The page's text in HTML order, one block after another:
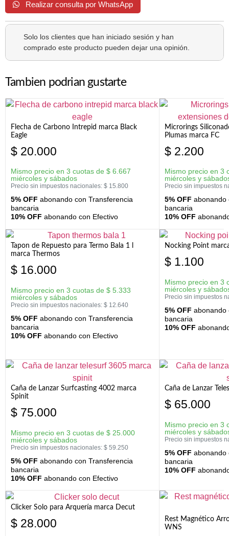
Realizar consulta por WhatsApp
Solo los clientes que han iniciado sesión y han
comprado este producto pueden dejar una opinión.
Tambien podrian gustarte
Flecha de Carbono Intrepid marca Black
Eagle
$ 20.000
Mismo precio en 3 cuotas de $ 6.667
miércoles y sábados
Precio sin impuestos nacionales: $ 15.800
5% OFF abonando con Transferencia
bancaria
10% OFF abonando con Efectivo
Microrings
Plumas marca FC
$ 2.200
Mismo precio en 3
miércoles y
Precio sin impuestos
5% OFF abonando
bancaria
10% OFF
Tapon de Repuesto para Termo Bala 1 l
marca Thermos
$ 16.000
Mismo precio en 3 cuotas de $ 5.333
miércoles y sábados
Precio sin impuestos nacionales: $ 12.640
5% OFF abonando con Transferencia
bancaria
10% OFF abonando con Efectivo
Nocking Point
$ 1.100
Mismo precio en 3
miércoles y
Precio sin impuestos
5% OFF abonando
bancaria
10% OFF
Caña de Lanzar Surfcasting 4002 marca
Spinit
$ 75.000
Mismo precio en 3 cuotas de $ 25.000
miércoles y sábados
Precio sin impuestos nacionales: $ 59.250
5% OFF abonando con Transferencia
bancaria
10% OFF abonando con Efectivo
Caña de Lanzar
$ 65.000
Mismo precio en 3
miércoles y
Precio sin impuestos
5% OFF abonando
bancaria
10% OFF
Clicker Solo para Arquería marca Decut
$ 28.000
Rest Magnético
WNS